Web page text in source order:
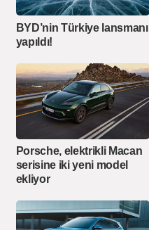
BYD’nin Türkiye lansmanı
yapıldı!
Porsche, elektrikli Macan
serisine iki yeni model
ekliyor